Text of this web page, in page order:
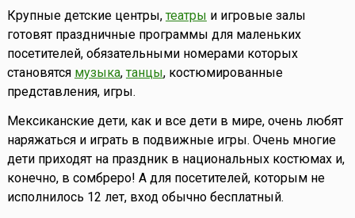
Крупные детские центры, театры и игровые залы
готовят праздничные программы для маленьких
посетителей, обязательными номерами которых
становятся музыка, танцы, костюмированные
представления, игры.
Мексиканские дети, как и все дети в мире, очень любят
наряжаться и играть в подвижные игры. Очень многие
дети приходят на праздник в национальных костюмах и,
конечно, в сомбреро! А для посетителей, которым не
исполнилось 12 лет, вход обычно бесплатный.